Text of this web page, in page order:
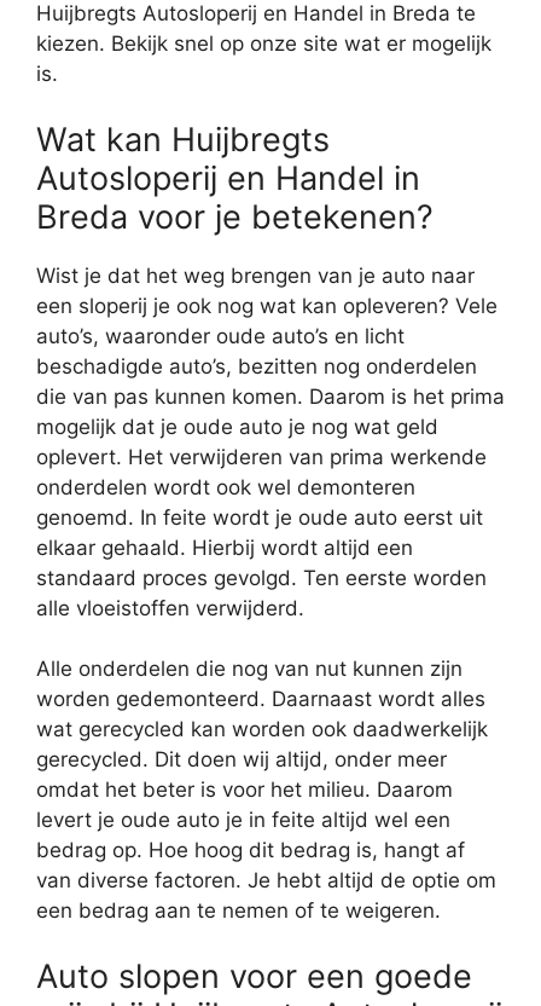
Huijbregts Autosloperij en Handel in Breda te
kiezen. Bekijk snel op onze site wat er mogelijk
is.
Wat kan Huijbregts
Autosloperij en Handel in
Breda voor je betekenen?
Wist je dat het weg brengen van je auto naar
een sloperij je ook nog wat kan opleveren? Vele
auto’s, waaronder oude auto’s en licht
beschadigde auto’s, bezitten nog onderdelen
die van pas kunnen komen. Daarom is het prima
mogelijk dat je oude auto je nog wat geld
oplevert. Het verwijderen van prima werkende
onderdelen wordt ook wel demonteren
genoemd. In feite wordt je oude auto eerst uit
elkaar gehaald. Hierbij wordt altijd een
standaard proces gevolgd. Ten eerste worden
alle vloeistoffen verwijderd.
Alle onderdelen die nog van nut kunnen zijn
worden gedemonteerd. Daarnaast wordt alles
wat gerecycled kan worden ook daadwerkelijk
gerecycled. Dit doen wij altijd, onder meer
omdat het beter is voor het milieu. Daarom
levert je oude auto je in feite altijd wel een
bedrag op. Hoe hoog dit bedrag is, hangt af
van diverse factoren. Je hebt altijd de optie om
een bedrag aan te nemen of te weigeren.
Auto slopen voor een goede